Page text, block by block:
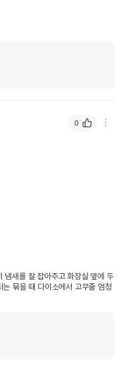
냄새를 잘 잡아주고 화장실 옆에 두
묶을 때 다이소에서 고무줄 엄청
0